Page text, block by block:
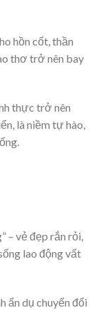
hồn cốt, thần
thơ trở nên bay
thực trở nên
là niềm tự hào,
– vẻ đẹp rắn rỏi,
lao động vất
ẩn dụ chuyển đổi